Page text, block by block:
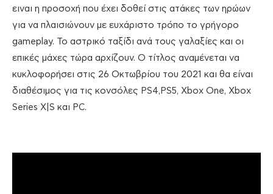
ειναι η προσοχή που έχει δοθεί στις ατάκες των ηρώων
για να πλαισιώνουν με ευχάριστο τρόπο το γρήγορο
gameplay. Το αστρικό ταξίδι ανά τους γαλαξίες και οι
επικές μάχες τώρα αρχίζουν. Ο τίτλος αναμένεται να
κυκλοφορήσει στις 26 Οκτωβρίου του 2021 και θα είναι
διαθέσιμος για τις κονσόλες PS4,PS5, Xbox One, Xbox
Series X|S και PC.